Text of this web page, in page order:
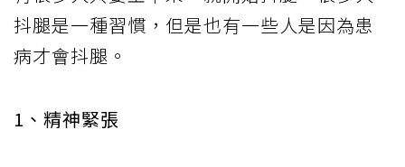
抖腿是一種習慣，但是也有一些人是因為患
病才會抖腿。
1、精神緊張